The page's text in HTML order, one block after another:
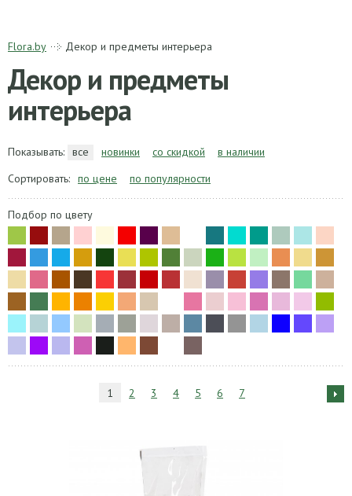
Flora.by Декор и предметы интерьера
Декор и предметы
интерьера
Показывать: все новинки со скидкой
в наличии
Сортировать: по цене по популярности
Подбор по цвету
1 2 3 4 5 6 7